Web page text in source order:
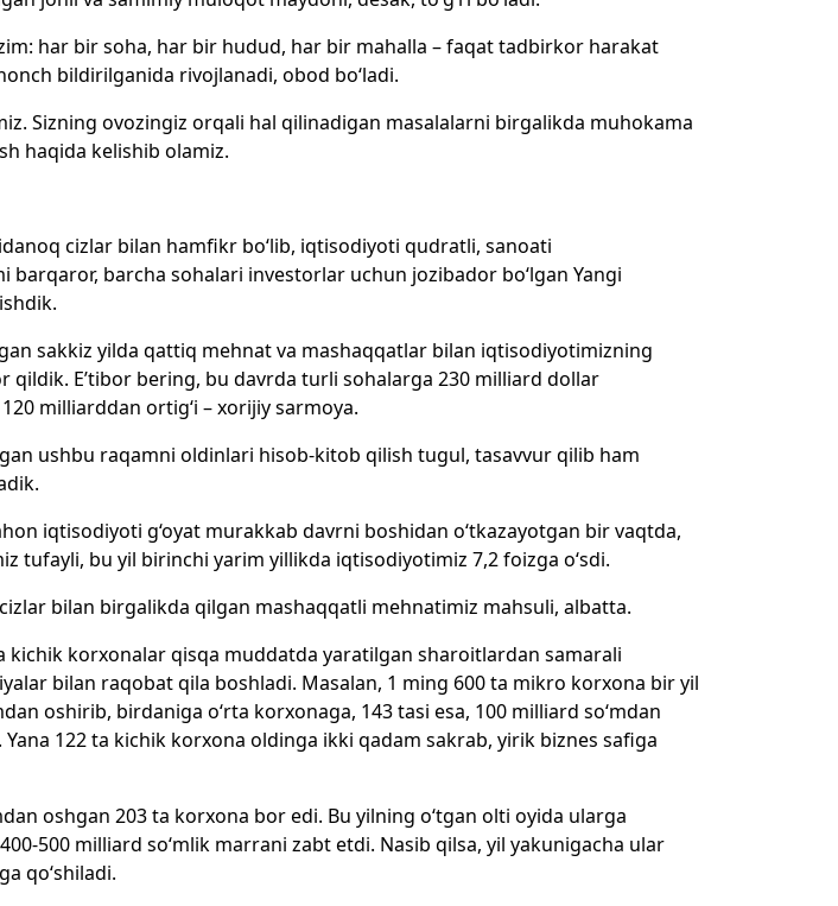
har bir soha, har bir hudud, har bir mahalla – faqat tadbirkor harakat
bildirilganida rivojlanadi, obod bo‘ladi.
Sizning ovozingiz orqali hal qilinadigan masalalarni birgalikda muhokama
haqida kelishib olamiz.
cizlar bilan hamfikr bo‘lib, iqtisodiyoti qudratli, sanoati
barqaror, barcha sohalari investorlar uchun jozibador bo‘lgan Yangi
sakkiz yilda qattiq mehnat va mashaqqatlar bilan iqtisodiyotimizning
qildik. E’tibor bering, bu davrda turli sohalarga 230 milliard dollar
milliarddan ortig‘i – xorijiy sarmoya.
ushbu raqamni oldinlari hisob-kitob qilish tugul, tasavvur qilib ham
iqtisodiyoti g‘oyat murakkab davrni boshidan o‘tkazayotgan bir vaqtda,
tufayli, bu yil birinchi yarim yillikda iqtisodiyotimiz 7,2 foizga o‘sdi.
bilan birgalikda qilgan mashaqqatli mehnatimiz mahsuli, albatta.
kichik korxonalar qisqa muddatda yaratilgan sharoitlardan samarali
bilan raqobat qila boshladi. Masalan, 1 ming 600 ta mikro korxona bir yil
oshirib, birdaniga o‘rta korxonaga, 143 tasi esa, 100 milliard so‘mdan
122 ta kichik korxona oldinga ikki qadam sakrab, yirik biznes safiga
oshgan 203 ta korxona bor edi. Bu yilning o‘tgan olti oyida ularga
500 milliard so‘mlik marrani zabt etdi. Nasib qilsa, yil yakunigacha ular
qo‘shiladi.